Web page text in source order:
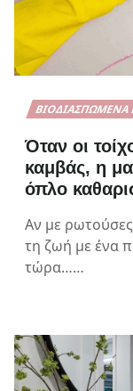
ΒΙΟΔΙΑΣΠΏΜΕΝΑ
Όταν οι
καμβάς, η
όπλο
Αν με
τη ζωή με ένα
τώρα……